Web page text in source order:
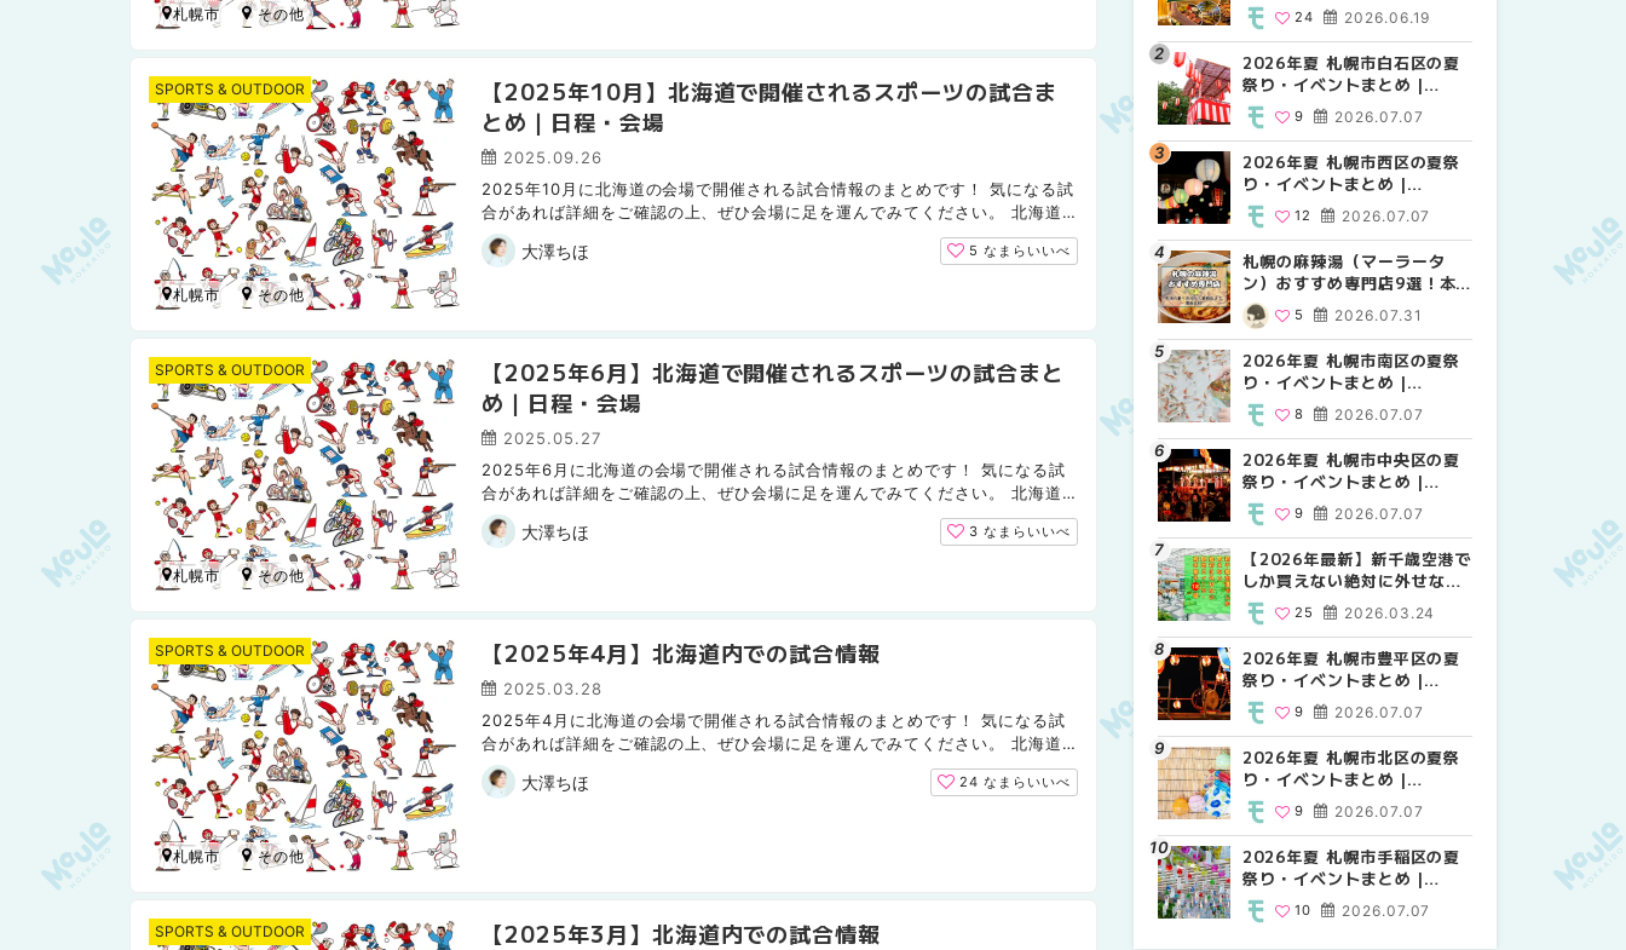
札幌市
【2025年10月】北海道で開催されるスポーツの試合ま
とめ｜日程・会場
2025.09.26
2025年10月に北海道の会場で開催される試合情報のまとめです！ 気になる試
合があれば詳細をご確認の上、ぜひ会場に足を運んでみてください。 北海道
日本ハムファイターズ（野球） 10月5日までのリーグ戦では北海...
大澤ちほ 5なまらいいべ
SPORTS & OUTDOOR
札幌市
【2025年6月】北海道で開催されるスポーツの試合まと
め｜日程・会場
2025.05.27
2025年6月に北海道の会場で開催される試合情報のまとめです！ 気になる試
合があれば詳細をご確認の上、ぜひ会場に足を運んでみてください。 北海道
日本ハムファイターズ（野球） 北海道コンサドーレ札幌（サッカ...
大澤ちほ 3なまらいいべ
SPORTS & OUTDOOR
札幌市
【2025年4月】北海道内での試合情報
2025.03.28
2025年4月に北海道の会場で開催される試合情報のまとめです！ 気になる試
合があれば詳細をご確認の上、ぜひ会場に足を運んでみてください。 北海道
日本ハムファイターズ（野球） 北海道コンサドーレ札幌（サッカ...
大澤ちほ 24なまらいいべ
SPORTS & OUTDOOR
札幌市
【2025年3月】北海道内での試合情報
SPORTS & OUTDOOR
順に徹底紹介！大通公園から
穴場テラスまで | MouLa
HOKKAIDO
2026.06.19
24
2026年夏 札幌市白石区の夏
祭り・イベントまとめ |
MouLa HOKKAIDO
2026.07.07
9
2026年夏 札幌市西区の夏祭
り・イベントまとめ |
MouLa HOKKAIDO
2026.07.07
12
札幌の麻辣湯（マーラータ
ン）おすすめ専門店9選！本
場の量り売りから最新店まで
徹底比較 | MouLa
HOKKAIDO
2026.07.31
5
2026年夏 札幌市南区の夏祭
り・イベントまとめ |
MouLa HOKKAIDO
2026.07.07
8
2026年夏 札幌市中央区の夏
祭り・イベントまとめ |
MouLa HOKKAIDO
2026.07.07
9
【2026年最新】新千歳空港で
しか買えない絶対に外せない
限定スイーツ・焼き菓子18選
| MouLa HOKKAIDO
2026.03.24
25
2026年夏 札幌市豊平区の夏
祭り・イベントまとめ |
MouLa HOKKAIDO
2026.07.07
9
2026年夏 札幌市北区の夏祭
り・イベントまとめ |
MouLa HOKKAIDO
2026.07.07
9
2026年夏 札幌市手稲区の夏
祭り・イベントまとめ |
MouLa HOKKAIDO
2026.07.07
10
穴場テラスまで | MouLa
HOKKAIDO
24
2026年夏 札幌市西区の夏祭
り・イベントまとめ |
12
2026年夏 札幌市北区の夏祭
り・イベントまとめ |
9
2026年夏 札幌市手稲区の夏
祭り・イベントまとめ |
10
2026年夏 札幌市白石区の夏
祭り・イベントまとめ |
9
2026年夏 札幌市清田区の夏
祭り・イベントまとめ |
6
2026年夏 札幌市南区の夏祭
り・イベントまとめ |
8
2026年夏 札幌市豊平区の夏
祭り・イベントまとめ |
9
2026年夏 札幌市中央区の夏
祭り・イベントまとめ |
9
2026年夏 恵庭市・千歳市の
夏祭り・イベントまとめ |
9
穴場テラスまで | MouLa
HOKKAIDO
24
2026年夏 札幌市北区の夏祭
り・イベントまとめ |
9
2026年夏 札幌市白石区の夏
祭り・イベントまとめ |
9
2026年夏 札幌市西区の夏祭
り・イベントまとめ |
12
2026年夏 札幌市手稲区の夏
祭り・イベントまとめ |
10
札幌の麻辣湯（マーラータ
ン）おすすめ専門店6選！本
徹底比較 | MouLa
HOKKAIDO
5
2026年夏 札幌市清田区の夏
祭り・イベントまとめ |
6
【2026年最新】新千歳空港で
しか買えない絶対に外せない
| MouLa HOKKAIDO
25
【新千歳空港】新カードラウ
ンジが開業。「SUPER
ラウンジアネックス）」をご
紹介！！ | MouLa
HOKKAIDO
18
2026年夏 札幌市豊平区の夏
祭り・イベントまとめ |
9